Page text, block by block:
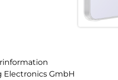
Electronics GmbH